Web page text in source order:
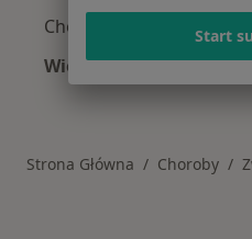
Choroby zwyrodnieniowe
Więcej (15)
Więcej w kategorii:
Strona Główna Choroby
Start